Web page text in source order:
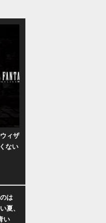
ィザ
ない
は
夏、
い